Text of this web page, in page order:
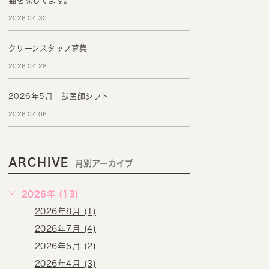
2026.04.30
クリーンスタッフ募集
2026.04.28
2026年5月 獣医師シフト
2026.04.06
ARCHIVE 月別アーカイブ
2026年 (13)
2026年8月 (1)
2026年7月 (4)
2026年5月 (2)
2026年4月 (3)